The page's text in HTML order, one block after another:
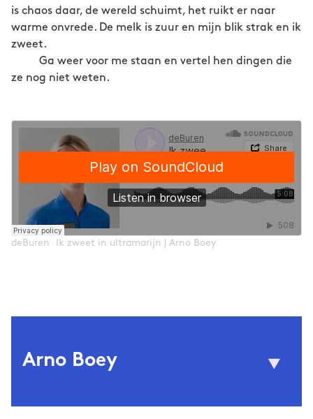
is chaos daar, de wereld schuimt, het ruikt er naar
warme onvrede. De melk is zuur en mijn blik strak en ik
zweet.
Ga weer voor me staan en vertel hen dingen die
ze nog niet weten.
deBuren · Ik zweet in ultramarijn | Arno Boey
Arno Boey